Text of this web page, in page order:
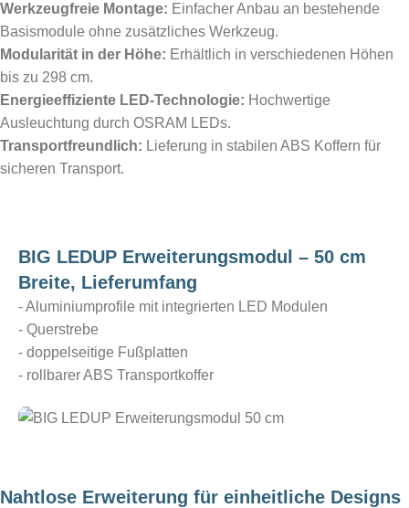
Werkzeugfreie Montage: Einfacher Anbau an bestehende
Basismodule ohne zusätzliches Werkzeug.
Modularität in der Höhe: Erhältlich in verschiedenen Höhen
bis zu 298 cm.
Energieeffiziente LED-Technologie: Hochwertige
Ausleuchtung durch OSRAM LEDs.
Transportfreundlich: Lieferung in stabilen ABS Koffern für
sicheren Transport.
BIG LEDUP Erweiterungsmodul – 50 cm
Breite, Lieferumfang
- Aluminiumprofile mit integrierten LED Modulen
- Querstrebe
- doppelseitige Fußplatten
- rollbarer ABS Transportkoffer
Nahtlose Erweiterung für einheitliche Designs